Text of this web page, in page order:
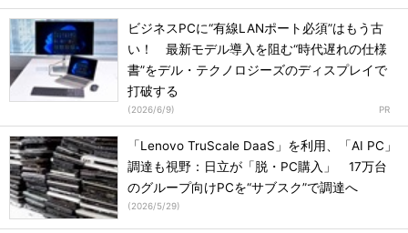
ビジネスPCに“有線LANポート必須”はもう古
い！ 最新モデル導入を阻む“時代遅れの仕様
書”をデル・テクノロジーズのディスプレイで
打破する
(2026/6/9)
「Lenovo TruScale DaaS」を利用、「AI PC」
調達も視野：日立が「脱・PC購入」 17万台
のグループ向けPCを“サブスク”で調達へ
(2026/5/29)